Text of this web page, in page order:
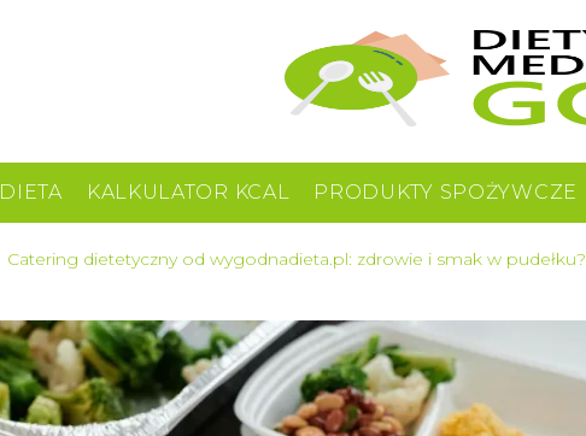
DIETA KALKULATOR KCAL PRODUKTY SPOŻYWCZE
Catering dietetyczny od wygodnadieta.pl: zdrowie i smak w pudełku?